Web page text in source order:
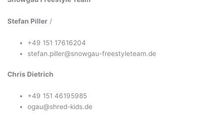
Stefan Piller /
+49 151 17616204
stefan.piller@snowgau-freestyleteam.de
Chris Dietrich
+49 151 46195985
ogau@shred-kids.de